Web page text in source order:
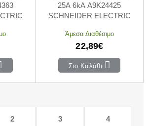
25A 6kA A9K24425
SCHNEIDER ELECTRIC
Άμεσα Διαθέσιμο
22,89€
Στο Καλάθι
2 3 4